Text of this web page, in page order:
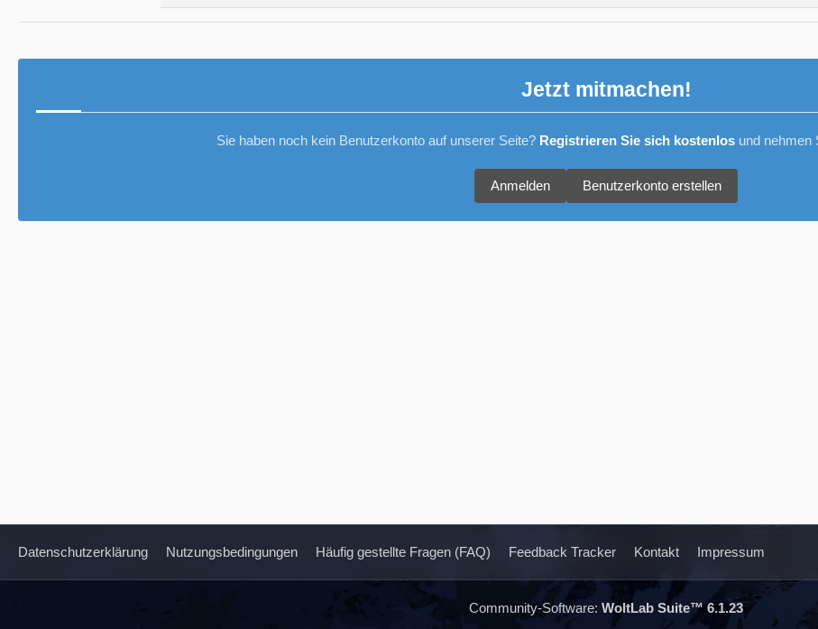
Jetzt mitmachen!
Sie haben noch kein Benutzerkonto auf unserer Seite? Registrieren Sie sich kostenlosund nehmen
Benutzerkonto erstellen
Anmelden
Datenschutzerklärung Nutzungsbedingungen Häufig gestellte Fragen (FAQ) Feedback Tracker Kontakt Impressum
Community-Software: WoltLab Suite™ 6.1.23